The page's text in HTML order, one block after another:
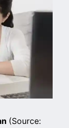
(Source: